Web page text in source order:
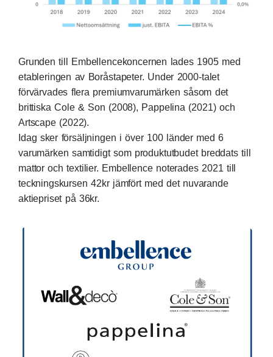
Grunden till Embellencekoncernen lades 1905 med
etableringen av Boråstapeter. Under 2000-talet
förvärvades flera premiumvarumärken såsom det
brittiska Cole & Son (2008), Pappelina (2021) och
Artscape (2022).
Idag sker försäljningen i över 100 länder med 6
varumärken samtidigt som produktutbudet breddats till
mattor och textilier. Embellence noterades 2021 till
teckningskursen 42kr jämfört med det nuvarande
aktiepriset på 36kr.